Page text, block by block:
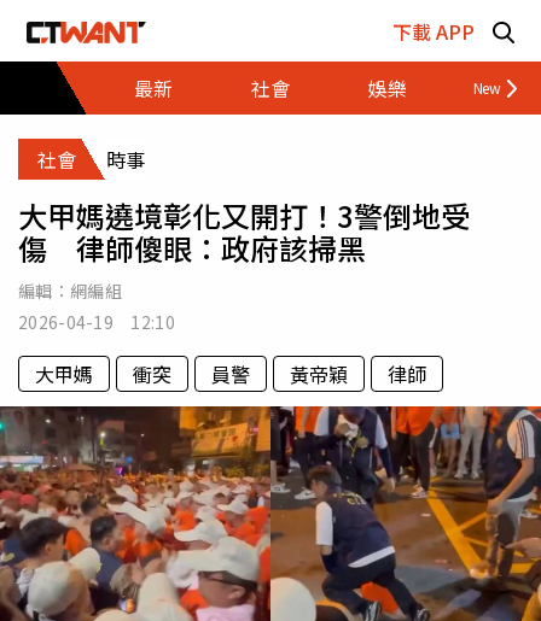
下載 APP
最新
社會 娛樂 財經
社會 時事
大甲媽遶境彰化又開打！3警倒地受
傷 律師傻眼：政府該掃黑
編輯： 網編組
2026-04-19 12:10
大甲媽 衝突 員警 黃帝穎 律師